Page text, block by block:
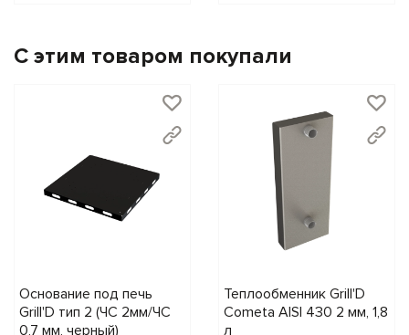
С этим товаром покупали
Основание под печь
Grill'D тип 2 (ЧС 2мм/ЧС
0,7 мм, черный)
Теплообменник Grill'D
Cometa AISI 430 2 мм, 1,8
л